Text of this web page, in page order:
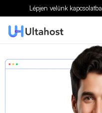
Lépjen velünk kapcsolatba